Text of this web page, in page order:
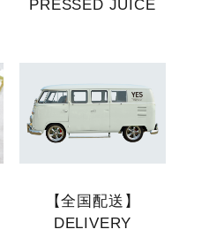
PRESSED JUICE
【全国配送】
DELIVERY